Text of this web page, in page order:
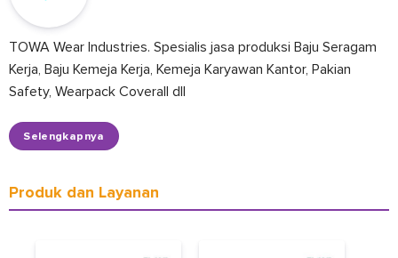
TOWA Wear Industries. Spesialis jasa produksi Baju Seragam
Kerja, Baju Kemeja Kerja, Kemeja Karyawan Kantor, Pakian
Safety, Wearpack Coverall dll
Selengkapnya
Produk dan Layanan